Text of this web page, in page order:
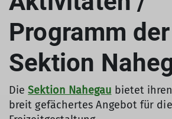
Programm der
Sektion
DieSektion Nahegau bietet
breit gefächertes Angebot für die